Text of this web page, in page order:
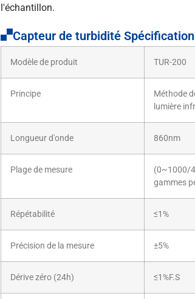
l'échantillon.
Capteur de turbidité
Modèle de produit TUR-200
Principe
Méthode
lumière
Longueur d'onde 860nm
Plage de mesure
(0~1000/
gammes
Répétabilité ≤1%
Précision de la mesure ±5%
Dérive zéro (24h) ≤1%F.S